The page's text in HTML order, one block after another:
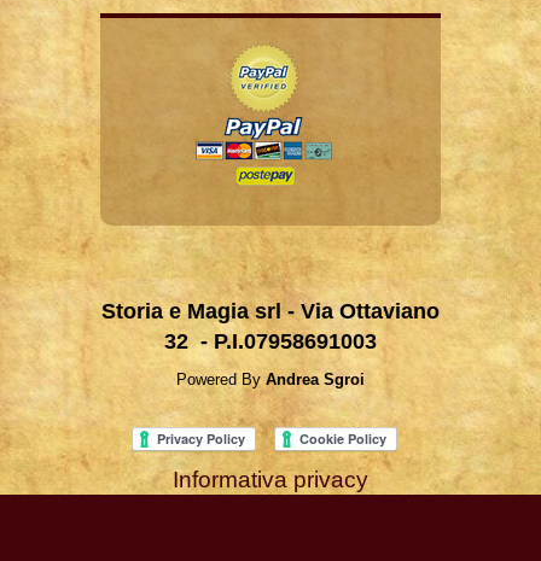
Storia e Magia srl - Via Ottaviano
32 - P.I.07958691003
Powered By Andrea Sgroi
Informativa privacy